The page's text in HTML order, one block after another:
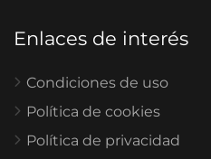
Enlaces de interés
Condiciones de uso
Política de cookies
Política de privacidad